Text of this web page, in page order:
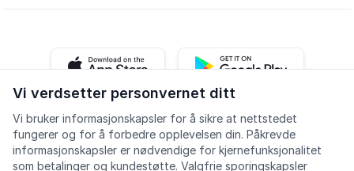
Vi verdsetter personvernet ditt
Vi bruker informasjonskapsler for å sikre at nettstedet
fungerer og for å forbedre opplevelsen din. Påkrevde
informasjonskapsler er nødvendige for kjernefunksjonalitet
som betalinger og kundestøtte. Valgfrie sporingskapsler
iOS app Android app
FacebookInstagram
YoutubeLinkedIn